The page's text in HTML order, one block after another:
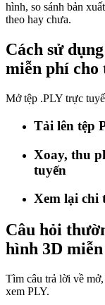
hình, so sánh bản
theo hay chưa.
Cách sử
miễn phí cho
Mở tệp .PLY trực
Tải lên tệp
Xoay, thu
tuyến
Xem lại chi
Câu hỏi
hình 3D
Tìm câu trả lời về
xem PLY.